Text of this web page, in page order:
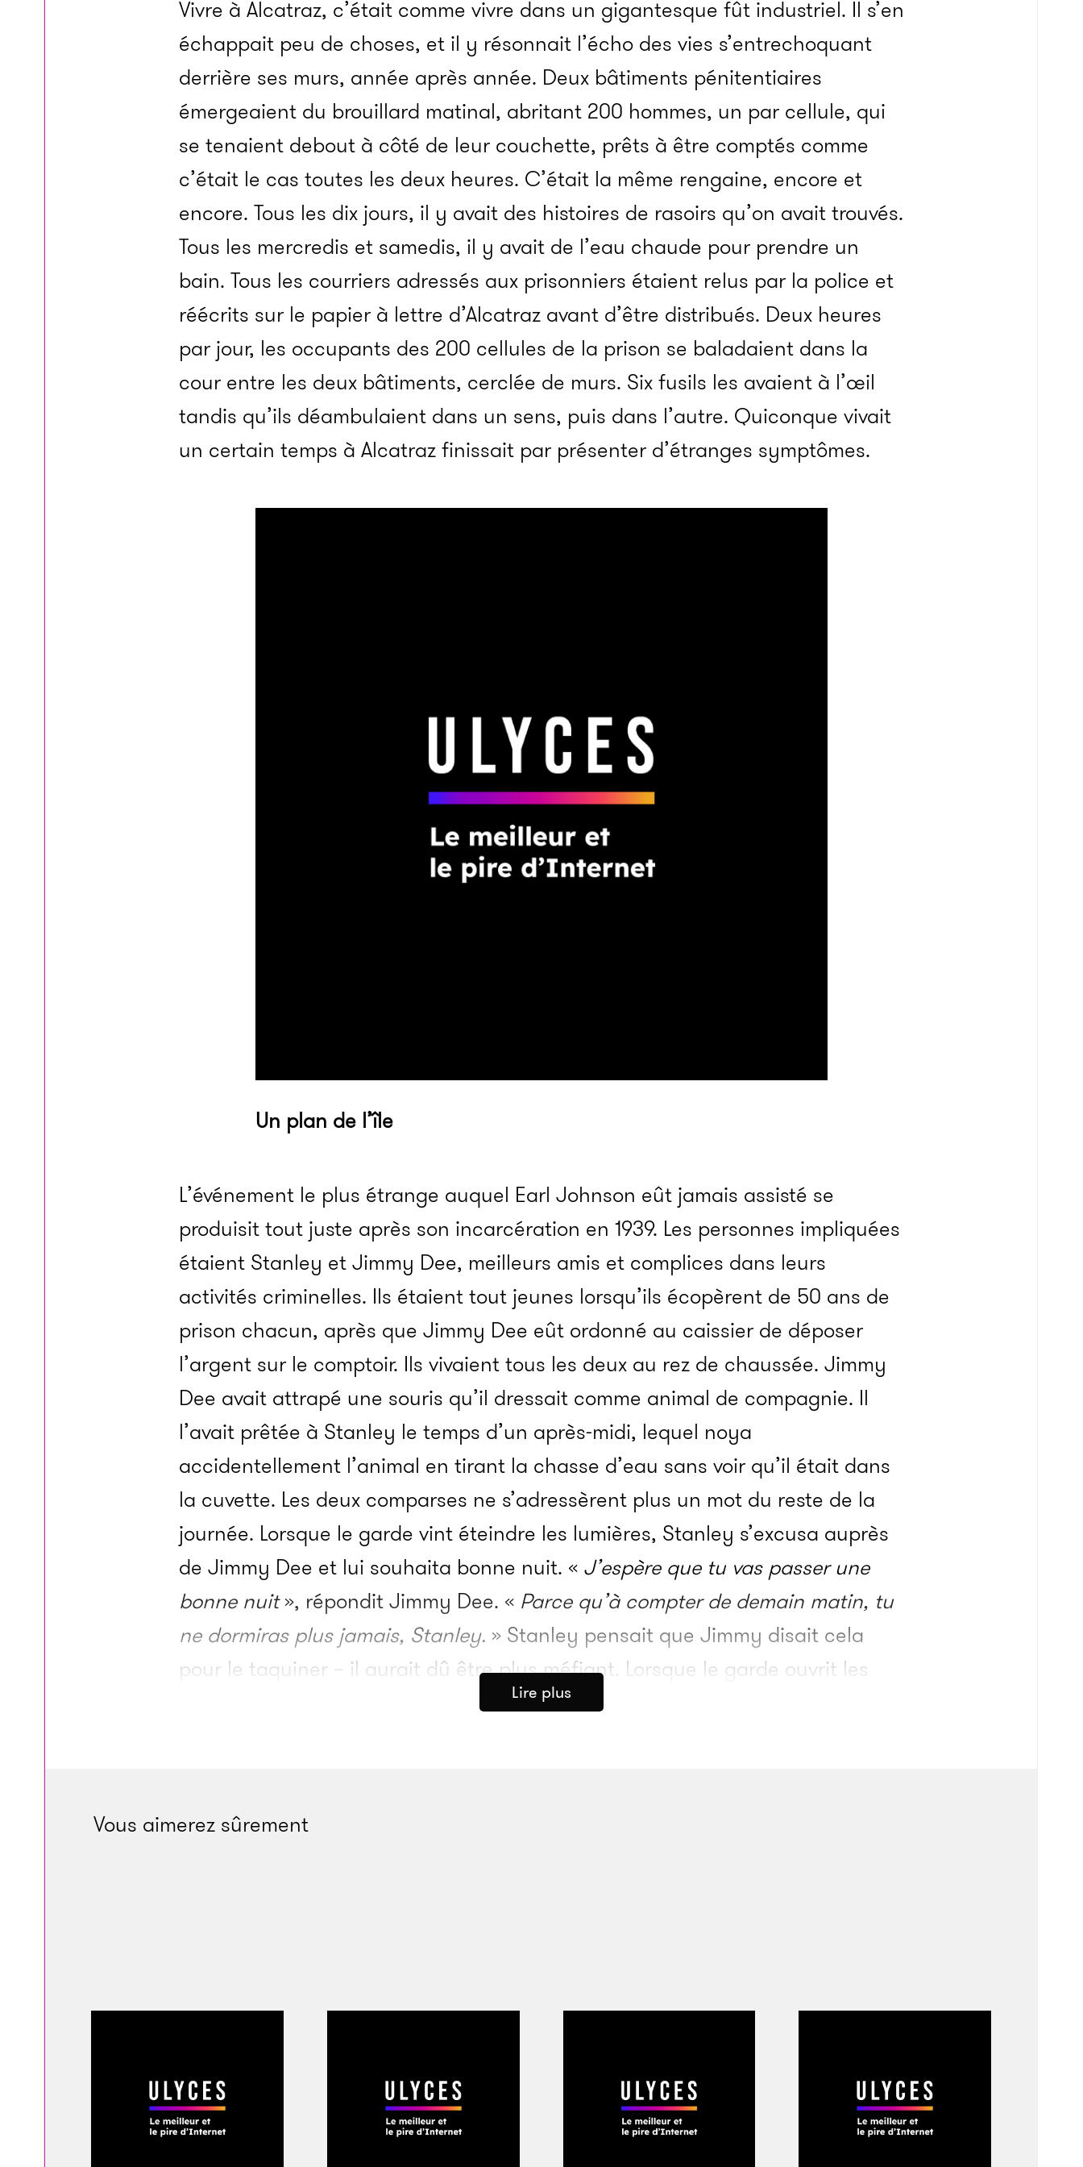
Vivre à Alcatraz, c’était comme vivre dans un gigantesque fût industriel. Il s’en
échappait peu de choses, et il y résonnait l’écho des vies s’entrechoquant
derrière ses murs, année après année. Deux bâtiments pénitentiaires
émergeaient du brouillard matinal, abritant 200 hommes, un par cellule, qui
se tenaient debout à côté de leur couchette, prêts à être comptés comme
c’était le cas toutes les deux heures. C’était la même rengaine, encore et
encore. Tous les dix jours, il y avait des histoires de rasoirs qu’on avait trouvés.
Tous les mercredis et samedis, il y avait de l’eau chaude pour prendre un
bain. Tous les courriers adressés aux prisonniers étaient relus par la police et
réécrits sur le papier à lettre d’Alcatraz avant d’être distribués. Deux heures
par jour, les occupants des 200 cellules de la prison se baladaient dans la
cour entre les deux bâtiments, cerclée de murs. Six fusils les avaient à l’œil
tandis qu’ils déambulaient dans un sens, puis dans l’autre. Quiconque vivait
un certain temps à Alcatraz finissait par présenter d’étranges symptômes.
Un plan de l’île
L’événement le plus étrange auquel Earl Johnson eût jamais assisté se
produisit tout juste après son incarcération en 1939. Les personnes impliquées
étaient Stanley et Jimmy Dee, meilleurs amis et complices dans leurs
activités criminelles. Ils étaient tout jeunes lorsqu’ils écopèrent de 50 ans de
prison chacun, après que Jimmy Dee eût ordonné au caissier de déposer
l’argent sur le comptoir. Ils vivaient tous les deux au rez de chaussée. Jimmy
Dee avait attrapé une souris qu’il dressait comme animal de compagnie. Il
l’avait prêtée à Stanley le temps d’un après-midi, lequel noya
accidentellement l’animal en tirant la chasse d’eau sans voir qu’il était dans
la cuvette. Les deux comparses ne s’adressèrent plus un mot du reste de la
journée. Lorsque le garde vint éteindre les lumières, Stanley s’excusa auprès
de Jimmy Dee et lui souhaita bonne nuit. « J’espère que tu vas passer une
bonne nuit», répondit Jimmy Dee. « Parce qu’à compter de demain matin, tu
ne dormiras plus jamais, Stanley. » Stanley pensait que Jimmy disait cela
pour le taquiner – il aurait dû être plus méfiant. Lorsque le garde ouvrit les
portes à l’heure d’aller au turbin, le braqueur de banque vengea la mort de
d’un morceau de métal d’une trentaine de centimètres dont un des bouts
quel état était le criminel quand les policiers l’amenèrent. Ce dernier mourut
estomac de tomber par terre. La vision de ce cadavre donna à Earl Johnson
une puissante envie de déménager. Le visage bleu et glacé de Stanley l’avait
Lire plus
Vous aimerez sûrement